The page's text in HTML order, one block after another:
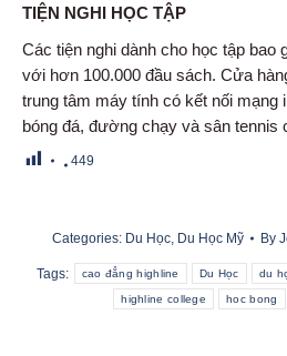
TIỆN NGHI HỌC TẬP
Các tiện nghi dành cho học tập bao
với hơn 100.000 đầu sách. Cửa
trung tâm máy tính có kết nối mạng
bóng đá, đường chạy và sân tennis
449
Categories: Du Học, Du Học Mỹ By
Tags: cao đẳng highline Du Học du
highline college hoc bong